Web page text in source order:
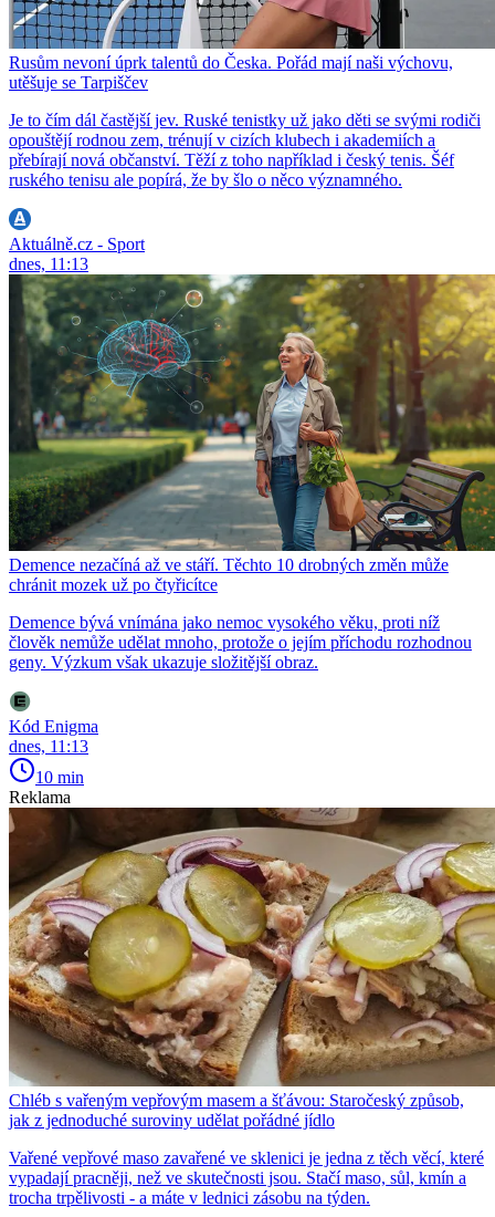
Rusům nevoní úprk talentů do Česka. Pořád mají naši výchovu,
utěšuje se Tarpiščev
Je to čím dál častější jev. Ruské tenistky už jako děti se svými rodiči
opouštějí rodnou zem, trénují v cizích klubech i akademiích a
přebírají nová občanství. Těží z toho například i český tenis. Šéf
ruského tenisu ale popírá, že by šlo o něco významného.
Aktuálně.cz - Sport
dnes, 11:13
Demence nezačíná až ve stáří. Těchto 10 drobných změn může
chránit mozek už po čtyřicítce
Demence bývá vnímána jako nemoc vysokého věku, proti níž
člověk nemůže udělat mnoho, protože o jejím příchodu rozhodnou
geny. Výzkum však ukazuje složitější obraz.
Kód Enigma
dnes, 11:13
10 min
Reklama
Chléb s vařeným vepřovým masem a šťávou: Staročeský způsob,
jak z jednoduché suroviny udělat pořádné jídlo
Vařené vepřové maso zavařené ve sklenici je jedna z těch věcí, které
vypadají pracněji, než ve skutečnosti jsou. Stačí maso, sůl, kmín a
trocha trpělivosti - a máte v lednici zásobu na týden.